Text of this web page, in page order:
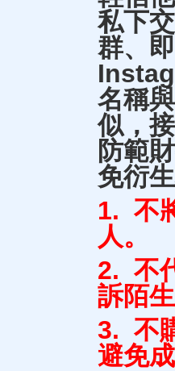
私下
群、
名稱
似，
防範
免衍
1. 不
人。
2. 不
訴陌
3. 不
避免